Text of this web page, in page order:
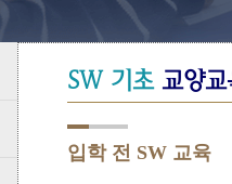
SW 기초 교양교
입학 전 SW 교육